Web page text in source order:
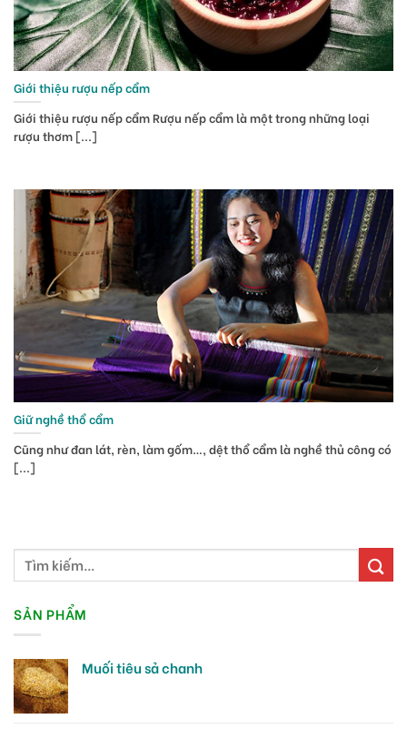
Giới thiệu rượu nếp cẩm
Giới thiệu rượu nếp cẩm Rượu nếp cẩm là một trong những loại
rượu thơm [...]
Giữ nghề thổ cẩm
Cũng như đan lát, rèn, làm gốm…, dệt thổ cẩm là nghề thủ công có
[...]
SẢN PHẨM
Muối tiêu sả chanh